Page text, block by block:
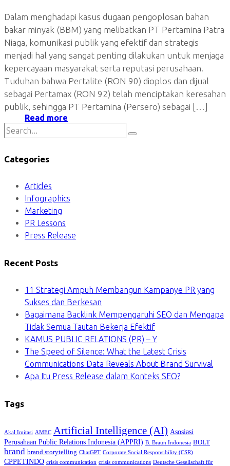
Dalam menghadapi kasus dugaan pengoplosan bahan
bakar minyak (BBM) yang melibatkan PT Pertamina Patra
Niaga, komunikasi publik yang efektif dan strategis
menjadi hal yang sangat penting dilakukan untuk menjaga
kepercayaan masyarakat serta reputasi perusahaan.
Tuduhan bahwa Pertalite (RON 90) dioplos dan dijual
sebagai Pertamax (RON 92) telah menciptakan keresahan
publik, sehingga PT Pertamina (Persero) sebagai […]
Read more
Categories
Articles
Infographics
Marketing
PR Lessons
Press Release
Recent Posts
11 Strategi Ampuh Membangun Kampanye PR yang
Sukses dan Berkesan
Bagaimana Backlink Mempengaruhi SEO dan Mengapa
Tidak Semua Tautan Bekerja Efektif
KAMUS PUBLIC RELATIONS (PR) – Y
The Speed of Silence: What the Latest Crisis
Communications Data Reveals About Brand Survival
Apa Itu Press Release dalam Konteks SEO?
Tags
Akal Imitasi AMEC Artificial Intelligence (AI) Asosiasi
Perusahaan Public Relations Indonesia (APPRI) B. Braun Indonesia BOLT
brand brand storytelling ChatGPT Corporate Social Responsibility (CSR)
CPPETINDO crisis communication crisis communications Deutsche Gesellschaft für